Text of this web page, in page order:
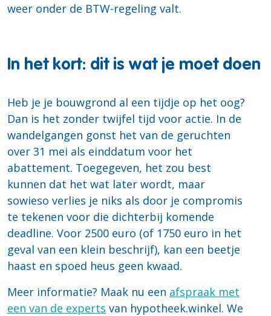
weer onder de BTW-regeling valt.
In het kort: dit is wat je moet doen
Heb je je bouwgrond al een tijdje op het oog?
Dan is het zonder twijfel tijd voor actie. In de
wandelgangen gonst het van de geruchten
over 31 mei als einddatum voor het
abattement. Toegegeven, het zou best
kunnen dat het wat later wordt, maar
sowieso verlies je niks als door je compromis
te tekenen voor die dichterbij komende
deadline. Voor 2500 euro (of 1750 euro in het
geval van een klein beschrijf), kan een beetje
haast en spoed heus geen kwaad.
Meer informatie? Maak nu een afspraak met
een van de experts van hypotheek.winkel. We